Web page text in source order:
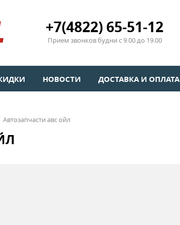
+7(4822) 65-51-12
Прием звонков будни с 9.00 до 19.00
НОВОСТИ ДОСТАВКА И ОПЛАТА
автозапчасти авс ойл